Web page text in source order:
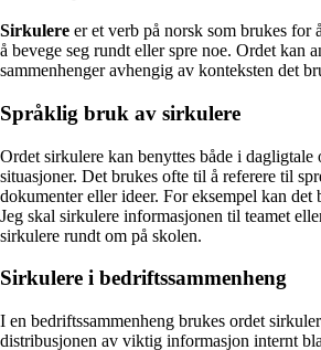
Sirkulere er et verb på norsk som brukes for
å bevege seg rundt eller spre noe. Ordet kan
sammenhenger avhengig av konteksten det
Språklig bruk av sirkulere
Ordet sirkulere kan benyttes både i
situasjoner. Det brukes ofte til å referere til
dokumenter eller ideer. For eksempel kan det
Jeg skal sirkulere informasjonen til teamet
sirkulere rundt om på skolen.
Sirkulere i bedriftssammenheng
I en bedriftssammenheng brukes ordet
distribusjonen av viktig informasjon internt